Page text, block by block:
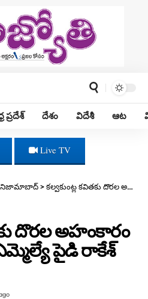
ప్రదేశ్ దేశం విదేశీ ఆట
Live TV
నిజామాబాద్>కల్వకుంట్ల కవితకు దొరల అహంకారం తగ్గలేదు: బీజేపీ ఎమ్మెల్యే పైడి రాకేశ్ రెడ్డి
దొరల అహంకారం
పైడి రాకేశ్